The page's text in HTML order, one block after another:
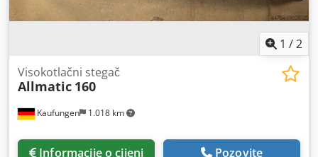
1 /2
Kaufungen 1.018 km
Visokotlačni stegač
Allmatic 160
Informacije o cijeni Pozovite